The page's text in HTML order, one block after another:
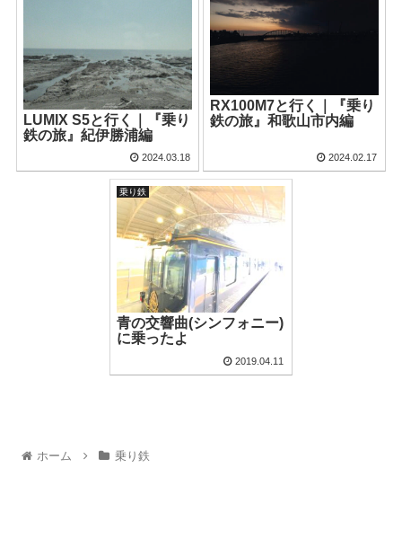
LUMIX S5と行く｜『乗り
鉄の旅』紀伊勝浦編
2024.03.18
RX100M7と行く｜『乗り
鉄の旅』和歌山市内編
2024.02.17
乗り鉄
青の交響曲(シンフォニー)
に乗ったよ
2019.04.11
ホーム 乗り鉄